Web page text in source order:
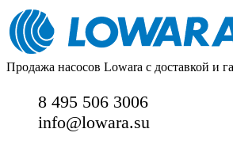
Продажа насосов Lowara с доставкой и
8 495 506 3006
info@lowara.su